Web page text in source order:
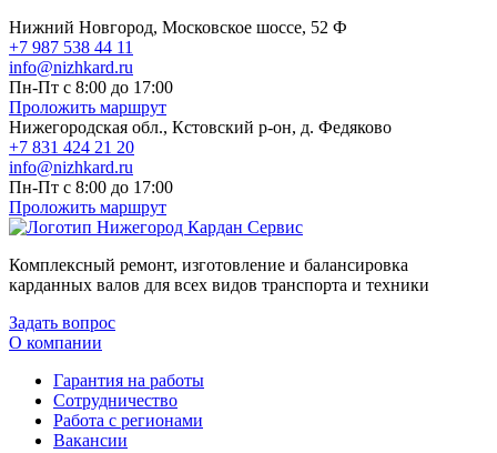
Нижний Новгород, Московское шоссе, 52 Ф
+7 987 538 44 11
info@nizhkard.ru
Пн-Пт с 8:00 до 17:00
Проложить маршрут
Нижегородская обл., Кстовский р-он, д. Федяково
+7 831 424 21 20
info@nizhkard.ru
Пн-Пт с 8:00 до 17:00
Проложить маршрут
Комплексный ремонт, изготовление и балансировка
карданных валов для всех видов транспорта и техники
Задать вопрос
О компании
Гарантия на работы
Сотрудничество
Работа с регионами
Вакансии